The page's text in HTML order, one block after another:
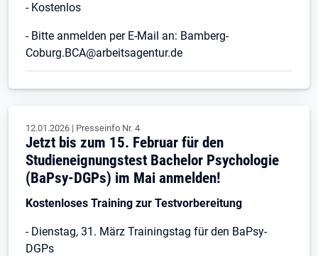
- Kostenlos
- Bitte anmelden per E-Mail an: Bamberg-
Coburg.BCA@arbeitsagentur.de
12.01.2026 | Presseinfo Nr. 4
Jetzt bis zum 15. Februar für den
Studieneignungstest Bachelor Psychologie
(BaPsy-DGPs) im Mai anmelden!
Kostenloses Training zur Testvorbereitung
- Dienstag, 31. März Trainingstag für den BaPsy-
DGPs